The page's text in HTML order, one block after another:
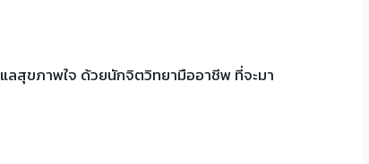
ลสุขภาพใจ ด้วยนักจิตวิทยามืออาชีพ ที่จะมา